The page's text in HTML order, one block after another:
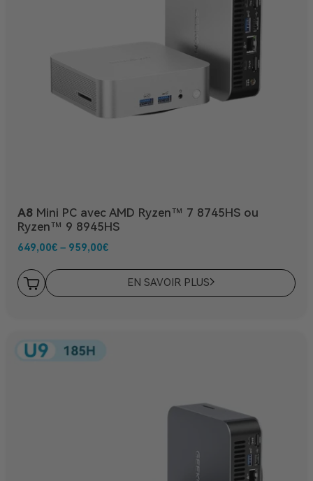
A8 Mini PC avec AMD Ryzen™ 7 8745HS ou
Ryzen™ 9 8945HS
649,00€ – 959,00€
EN SAVOIR PLUS